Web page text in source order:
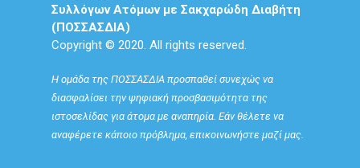
Συλλόγων Ατόμων με Σακχαρώδη Διαβήτη
(ΠΟΣΣΑΣΔΙΑ)
Copyright © 2020. All rights reserved.
Η ομάδα της ΠΟΣΣΑΣΔΙΑ προσπαθεί συνεχώς να
διασφαλίσει την ψηφιακή προσβασιμότητα της
ιστοσελίδας για άτομα με αναπηρία. Εάν θέλετε να
αναφέρετε κάποιο πρόβλημα, επικοινωνήστε μαζί μας.